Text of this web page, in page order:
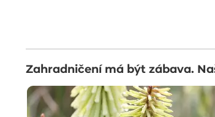
Zahradničení má být zábava.